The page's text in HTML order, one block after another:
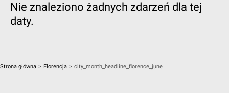
Nie znaleziono żadnych zdarzeń dla tej
daty.
Strona główna > Florencja > city_month_headline_florence_june